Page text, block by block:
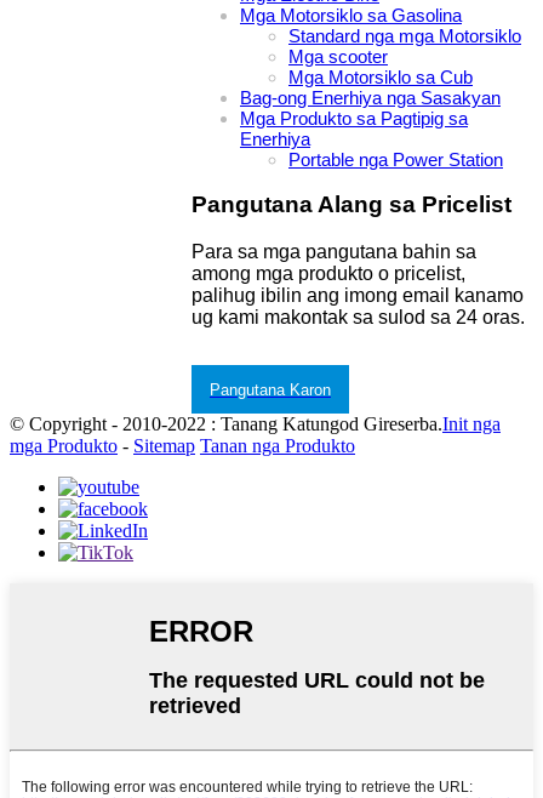
Mga Motorsiklo sa Gasolina
Standard nga mga Motorsiklo
Mga scooter
Mga Motorsiklo sa Cub
Bag-ong Enerhiya nga Sasakyan
Mga Produkto sa Pagtipig sa
Enerhiya
Portable nga Power Station
Pangutana Alang sa Pricelist
Para sa mga pangutana bahin sa
among mga produkto o pricelist,
palihug ibilin ang imong email kanamo
ug kami makontak sa sulod sa 24 oras.
Pangutana Karon
© Copyright - 2010-2022 : Tanang Katungod Gireserba.Init nga
mga Produkto - Sitemap Tanan nga Produkto